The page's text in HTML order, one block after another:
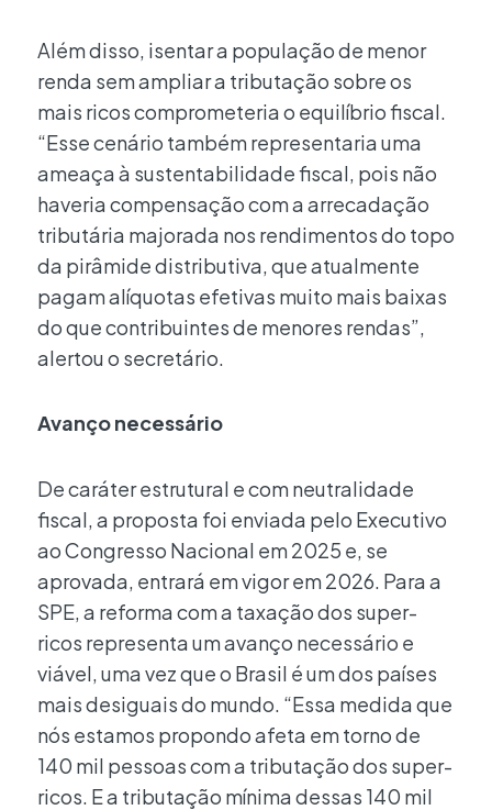
Além disso, isentar a população de menor
renda sem ampliar a tributação sobre os
mais ricos comprometeria o equilíbrio fiscal.
“Esse cenário também representaria uma
ameaça à sustentabilidade fiscal, pois não
haveria compensação com a arrecadação
tributária majorada nos rendimentos do topo
da pirâmide distributiva, que atualmente
pagam alíquotas efetivas muito mais baixas
do que contribuintes de menores rendas”,
alertou o secretário.
Avanço necessário
De caráter estrutural e com neutralidade
fiscal, a proposta foi enviada pelo Executivo
ao Congresso Nacional em 2025 e, se
aprovada, entrará em vigor em 2026. Para a
SPE, a reforma com a taxação dos super-
ricos representa um avanço necessário e
viável, uma vez que o Brasil é um dos países
mais desiguais do mundo. “Essa medida que
nós estamos propondo afeta em torno de
140 mil pessoas com a tributação dos super-
ricos. E a tributação mínima dessas 140 mil